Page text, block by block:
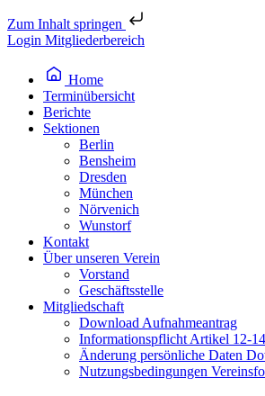
Zum Inhalt springen
Login Mitgliederbereich
Home
Terminübersicht
Berichte
Sektionen
Berlin
Bensheim
Dresden
München
Nörvenich
Wunstorf
Kontakt
Über unseren Verein
Vorstand
Geschäftsstelle
Mitgliedschaft
Download Aufnahmeantrag
Informationspflicht Artikel 12-
Änderung persönliche Daten
Nutzungsbedingungen